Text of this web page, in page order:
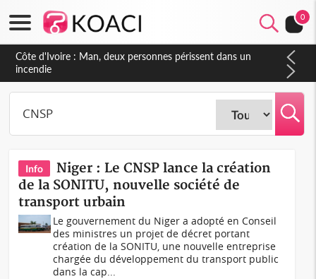
0
Côte d'Ivoire : Séileu, la célébration de la fête nationale
transformée en vaste campagne contre les produits
dépigmentants dangereux
Info
Niger : Le CNSP lance la création
de la SONITU, nouvelle société de
transport urbain
Le gouvernement du Niger a adopté en Conseil
des ministres un projet de décret portant
création de la SONITU, une nouvelle entreprise
chargée du développement du transport public
dans la cap...